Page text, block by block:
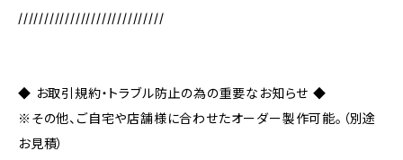
////////////////////////////
◆ お取引規約・トラブル防止の為の重要なお知らせ ◆
※その他、ご自宅や店舗様に合わせたオーダー製作可能。（別途
お見積）